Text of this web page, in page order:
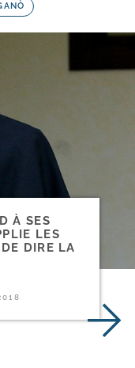
À SES
LES
DIRE LA